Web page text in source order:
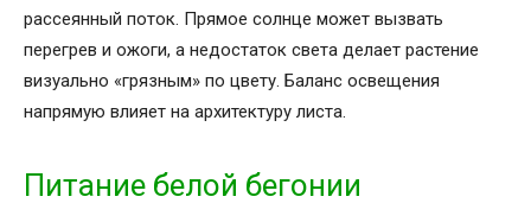
рассеянный поток. Прямое солнце может вызвать
перегрев и ожоги, а недостаток света делает растение
визуально «грязным» по цвету. Баланс освещения
напрямую влияет на архитектуру листа.
Питание белой бегонии